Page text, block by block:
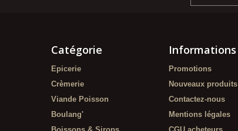
Catégorie
Epicerie
Crèmerie
Viande Poisson
Boulang'
Informations
Promotions
Nouveaux produits
Contactez-nous
Mentions légales